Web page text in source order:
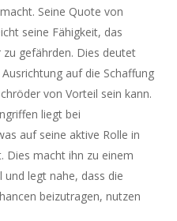
Seine Quote von
seine Fähigkeit, das
gefährden. Dies deutet
auf die Schaffung
von Vorteil sein kann.
liegt bei
auf seine aktive Rolle in
Dies macht ihn zu einem
und legt nahe, dass die
beizutragen, nutzen